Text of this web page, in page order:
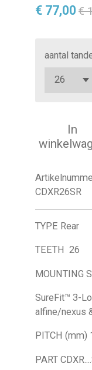
€ 77,00 €
aantal
In
CDXR26SR
TYPE Rear
TEETH 26
MOUNTING
SureFit™ 3-
alfine/nexus
PITCH (mm)
PART